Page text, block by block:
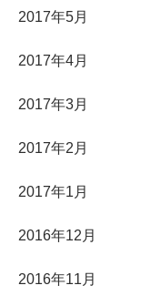
2017年5月
2017年4月
2017年3月
2017年2月
2017年1月
2016年12月
2016年11月